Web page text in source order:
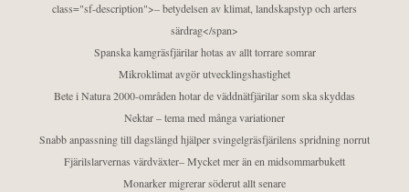
class="sf-description">– betydelsen av klimat, landskapstyp och arters
särdrag</span>
Spanska kamgräsfjärilar hotas av allt torrare somrar
Mikroklimat avgör utvecklingshastighet
Bete i Natura 2000-områden hotar de väddnätfjärilar som ska skyddas
Nektar – tema med många variationer
Snabb anpassning till dagslängd hjälper svingelgräsfjärilens spridning norrut
Fjärilslarvernas värdväxter– Mycket mer än en midsommarbukett
Monarker migrerar söderut allt senare